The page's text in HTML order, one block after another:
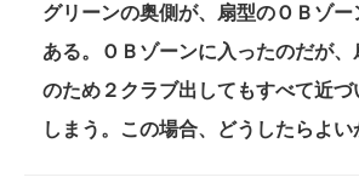
グリーンの奥側が、扇型のＯＢゾー
ある。ＯＢゾーンに入ったのだが、
のため２クラブ出してもすべて近づ
しまう。この場合、どうしたらよい